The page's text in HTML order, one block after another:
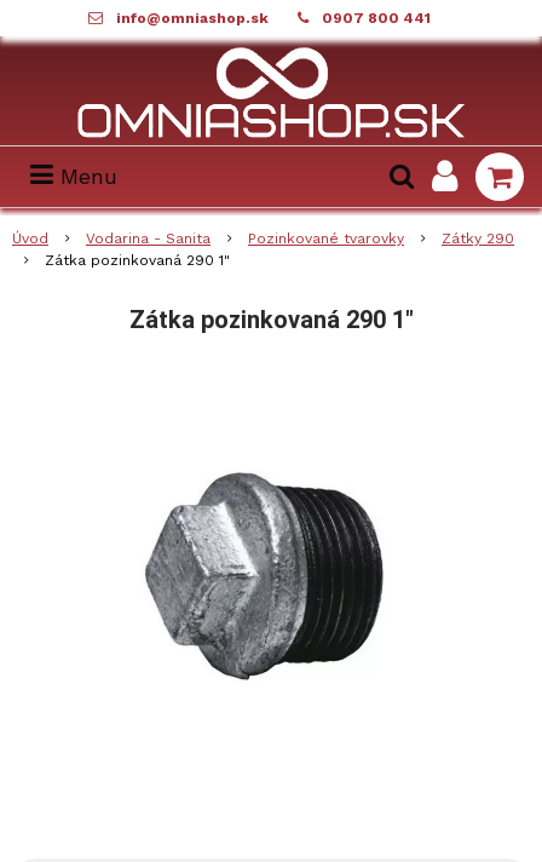
info@omniashop.sk 0907 800 441
Menu
Úvod Vodarina - Sanita Pozinkované tvarovky
Zátky 290
Zátka pozinkovaná 290 1"
Zátka pozinkovaná 290 1"